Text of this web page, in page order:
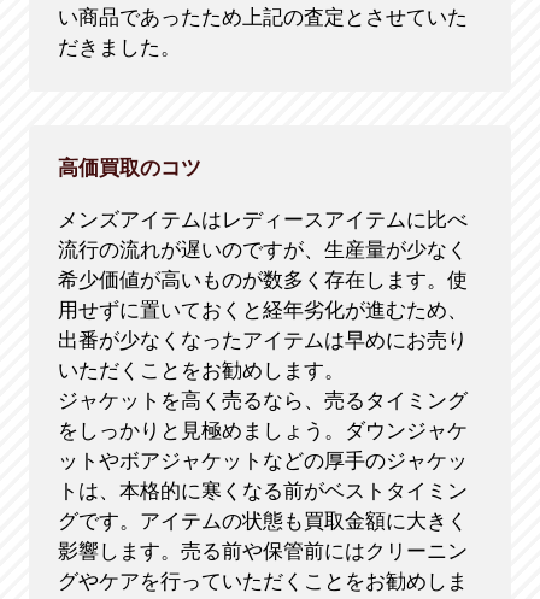
い商品であったため上記の査定とさせていた
だきました。
高価買取のコツ
メンズアイテムはレディースアイテムに比べ
流行の流れが遅いのですが、生産量が少なく
希少価値が高いものが数多く存在します。使
用せずに置いておくと経年劣化が進むため、
出番が少なくなったアイテムは早めにお売り
いただくことをお勧めします。
ジャケットを高く売るなら、売るタイミング
をしっかりと見極めましょう。ダウンジャケ
ットやボアジャケットなどの厚手のジャケッ
トは、本格的に寒くなる前がベストタイミン
グです。アイテムの状態も買取金額に大きく
影響します。売る前や保管前にはクリーニン
グやケアを行っていただくことをお勧めしま